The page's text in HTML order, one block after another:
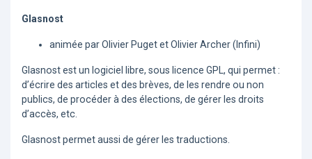
Glasnost
animée par Olivier Puget et Olivier Archer (Infini)
Glasnost est un logiciel libre, sous licence GPL, qui permet :
d’écrire des articles et des brèves, de les rendre ou non
publics, de procéder à des élections, de gérer les droits
d’accès, etc.
Glasnost permet aussi de gérer les traductions.